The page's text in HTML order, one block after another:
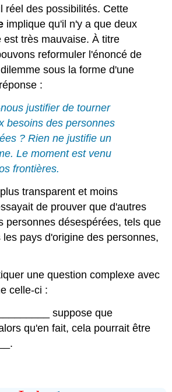
réel des possibilités. Cette
implique qu'il n'y a que deux
est très mauvaise. À titre
reformuler l'énoncé de
sous la forme d'une
:
justifier de tourner
besoins des personnes
? Rien ne justifie un
Le moment est venu
frontières.
transparent et moins
de prouver que d'autres
personnes désespérées, tels que
pays d'origine des personnes,
une question complexe avec
celle-ci :
suppose que
qu'en fait, cela pourrait être